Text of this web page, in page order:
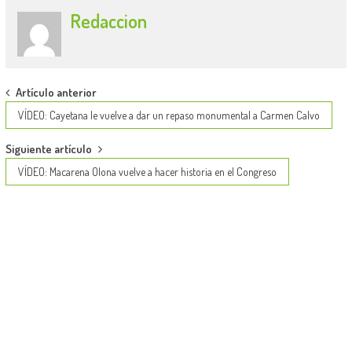
Redaccion
Post
navigation
Artículo anterior
VÍDEO: Cayetana le vuelve a dar un repaso monumental a Carmen Calvo
Siguiente artículo
VÍDEO: Macarena Olona vuelve a hacer historia en el Congreso